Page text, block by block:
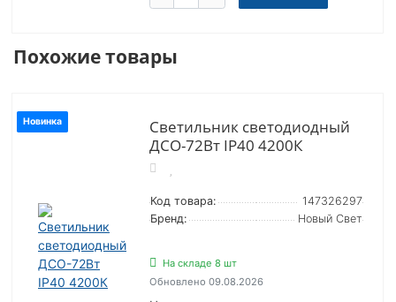
Похожие товары
Новинка
Светильник светодиодный
ДCО-72Вт IP40 4200К
Код товара:
147326297
Бренд:
Новый Свет
На складе 8 шт
Обновлено 09.08.2026